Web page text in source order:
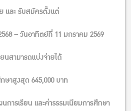
ล้อมไทย
serviceconference
และ รับสมัครตั้งแต่
– วันอาทิตย์ที่ 11 มกราคม 2569
ยนสามารถแบ่งจ่ายได้
ษาสูงสุด 645,000 บาท
การเรียน และค่ารรรมเนียมการศึกษา